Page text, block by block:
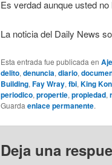
Es verdad aunque usted no
La noticia del Daily News
Esta entrada fue publicada en
delito, denuncia, diario,
Building, Fay Wray, fbi, King
periodico, propertie, propiedad,
Guarda enlace permanente.
Deja una